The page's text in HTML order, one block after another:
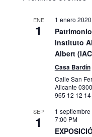
ENE
1
1 enero 2020
Instituto
Albert
Casa Bardín
Calle San
Alicante
965 12 12 14
SEP
1
1
7:00 PM